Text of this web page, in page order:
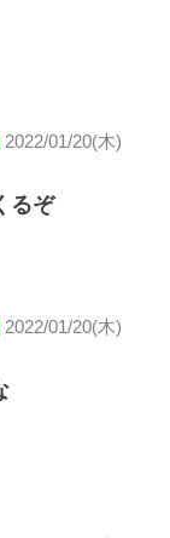
2022/01/20(木)
るぞ
2022/01/20(木)